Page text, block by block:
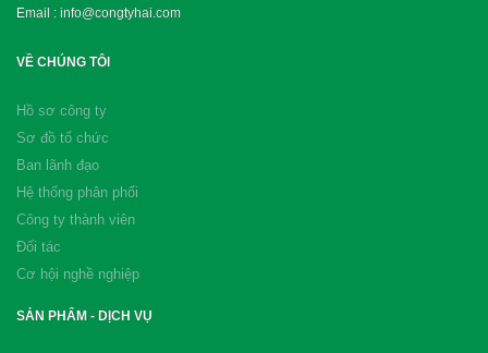
Email : info@congtyhai.com
VỀ CHÚNG TÔI
Hồ sơ công ty
Sơ đồ tổ chức
Ban lãnh đạo
Hệ thống phân phối
Công ty thành viên
Đối tác
Cơ hội nghề nghiệp
SẢN PHẨM - DỊCH VỤ